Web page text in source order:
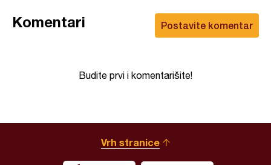
Postavite komentar
Komentari
Budite prvi i komentarišite!
Vrh stranice